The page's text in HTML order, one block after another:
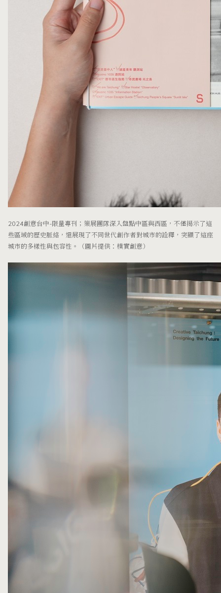
2024創意台中-限量專刊；策展團隊深入盤點中區與西區，不僅揭示了這
些區域的歷史脈絡，還展現了不同世代創作者對城市的詮釋，突顯了這座
城市的多樣性與包容性。（圖片提供：樸實創意）